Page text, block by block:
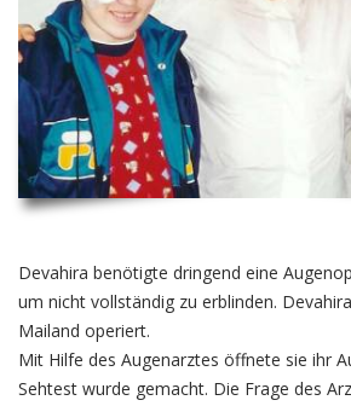
Devahira benötigte dringend eine
um nicht vollständig zu erblinden.
Mailand operiert.
Mit Hilfe des Augenarztes öffnete sie ihr
Sehtest wurde gemacht. Die Frage des